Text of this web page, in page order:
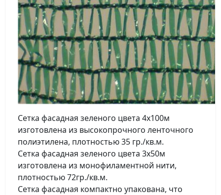
Сетка фасадная зеленого цвета 4х100м
изготовлена из высокопрочного ленточного
полиэтилена, плотностью 35 гр./кв.м.
Сетка фасадная зеленого цвета 3х50м
изготовлена из монофиламентной нити,
плотностью 72гр./кв.м.
Сетка фасадная компактно упакована, что